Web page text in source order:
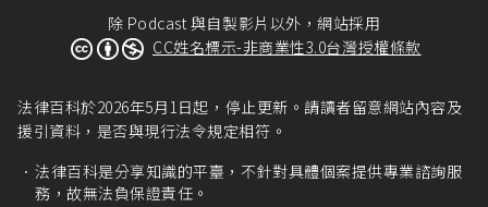
除 Podcast 與自製影片以外，網站採用
CC姓名標示-非商業性3.0台灣授權條款
法律百科於2026年5月1日起，停止更新。請讀者留意網站內容及
援引資料，是否與現行法令規定相符。
法律百科是分享知識的平臺，不針對具體個案提供專業諮詢服
務，故無法負保證責任。